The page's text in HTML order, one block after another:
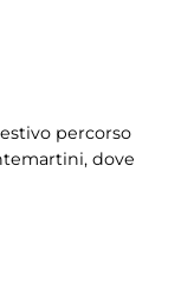
percorso
dove